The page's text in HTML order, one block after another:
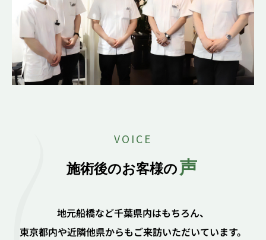
VOICE
施術後のお客様の声
地元船橋など千葉県内はもちろん、
東京都内や近隣他県からもご来訪いただいています。